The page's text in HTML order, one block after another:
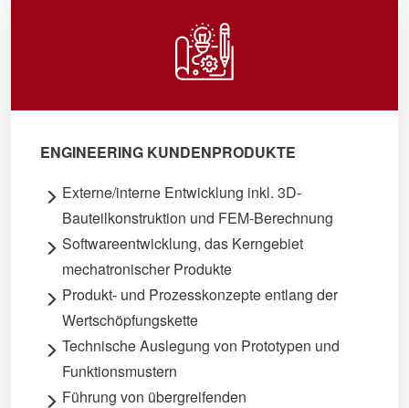
ENGINEERING KUNDENPRODUKTE
Externe/interne Entwicklung inkl. 3D-
Bauteilkonstruktion und FEM-Berechnung
Softwareentwicklung, das Kerngebiet
mechatronischer Produkte
Produkt- und Prozesskonzepte entlang der
Wertschöpfungskette
Technische Auslegung von Prototypen und
Funktionsmustern
Führung von übergreifenden